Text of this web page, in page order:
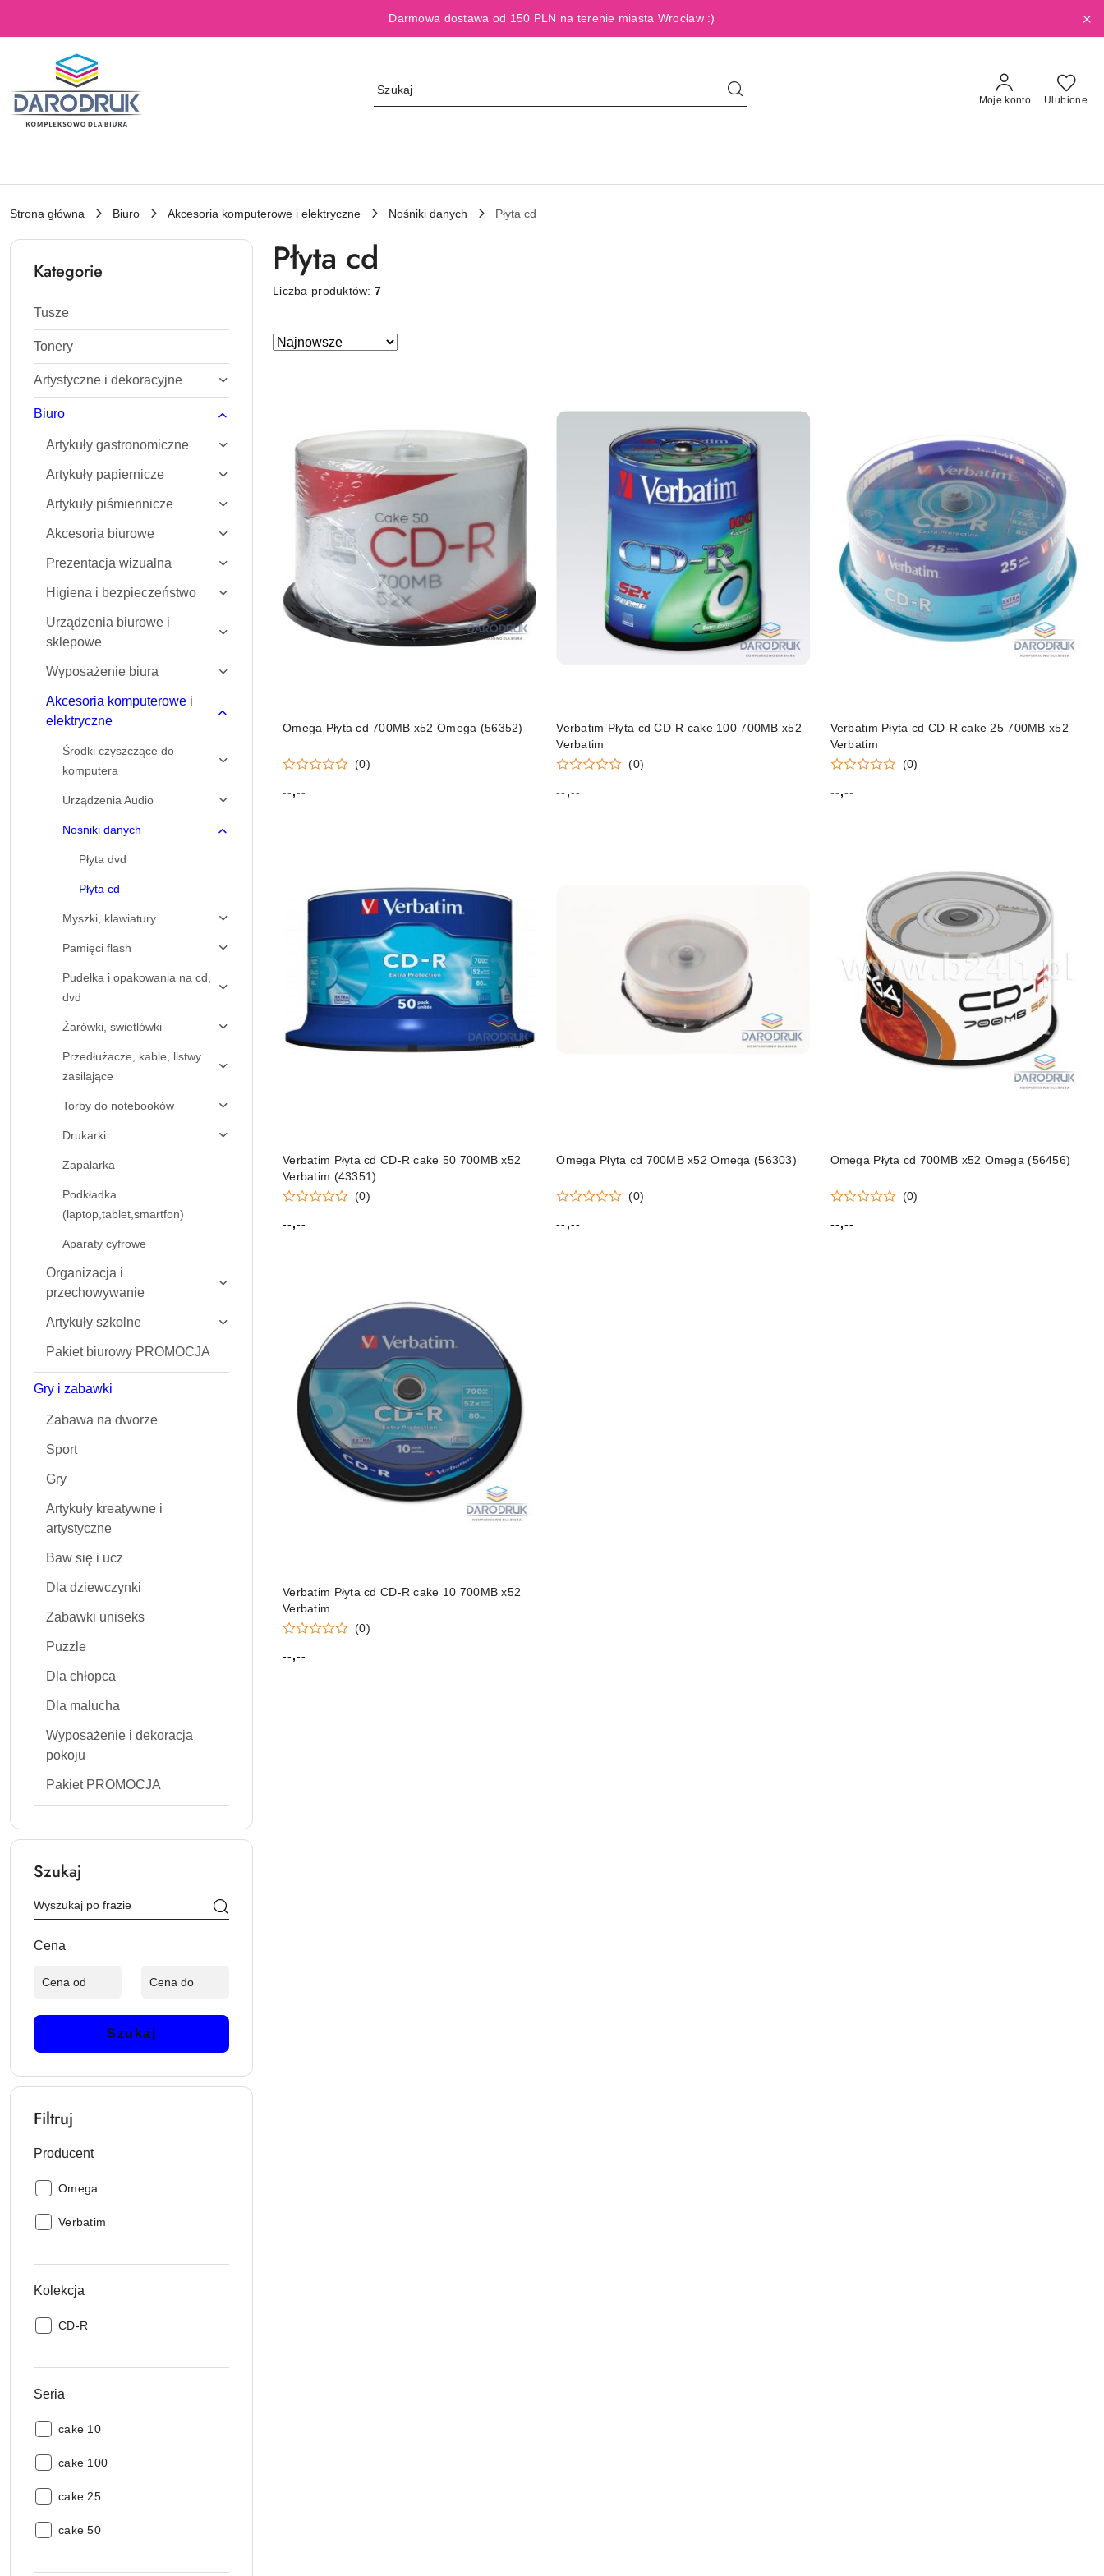
Darmowa dostawa od 150 PLN na terenie miasta Wrocław :)
Moje konto Ulubione
Strona główna Biuro Akcesoria komputerowe i elektryczne Nośniki danych Płyta cd
Kategorie
Tusze
Tonery
Artystyczne i dekoracyjne
Biuro
Artykuły gastronomiczne
Artykuły papiernicze
Artykuły piśmiennicze
Akcesoria biurowe
Prezentacja wizualna
Higiena i bezpieczeństwo
Urządzenia biurowe i
sklepowe
Wyposażenie biura
Akcesoria komputerowe i
elektryczne
Środki czyszczące do
komputera
Urządzenia Audio
Nośniki danych
Płyta dvd
Płyta cd
Myszki, klawiatury
Pamięci flash
Pudełka i opakowania na cd,
dvd
Żarówki, świetlówki
Przedłużacze, kable, listwy
zasilające
Torby do notebooków
Drukarki
Zapalarka
Podkładka
(laptop,tablet,smartfon)
Aparaty cyfrowe
Organizacja i
przechowywanie
Artykuły szkolne
Pakiet biurowy PROMOCJA
Gry i zabawki
Zabawa na dworze
Sport
Gry
Artykuły kreatywne i
artystyczne
Baw się i ucz
Dla dziewczynki
Zabawki uniseks
Puzzle
Dla chłopca
Dla malucha
Wyposażenie i dekoracja
pokoju
Pakiet PROMOCJA
Szukaj
Cena
Szukaj
Filtruj
Producent
Producent:
Omega
Producent:
Verbatim
Kolekcja
Kolekcja:
CD-R
Seria
Seria:
cake 10
Seria:
cake 100
Seria:
cake 25
Seria:
cake 50
Płyta cd
Liczba produktów:7
Zastosowano
Sortuj
Omega Płyta cd 700MB x52 Omega (56352)
(0)
Cena:
--,--
Verbatim Płyta cd CD-R cake 100 700MB x52
Verbatim
(0)
Cena:
--,--
Verbatim Płyta cd CD-R cake 25 700MB x52
Verbatim
(0)
Cena:
--,--
Verbatim Płyta cd CD-R cake 50 700MB x52
Verbatim (43351)
(0)
Cena:
--,--
Omega Płyta cd 700MB x52 Omega (56303)
(0)
Cena:
--,--
Omega Płyta cd 700MB x52 Omega (56456)
(0)
Cena:
--,--
Verbatim Płyta cd CD-R cake 10 700MB x52
Verbatim
(0)
Cena:
--,--